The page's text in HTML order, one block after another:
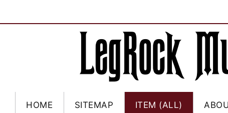
HOME SITEMAP ITEM (ALL)